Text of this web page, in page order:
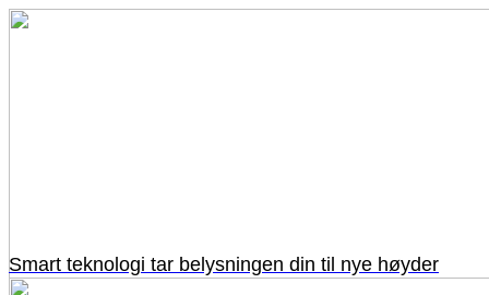
Smart teknologi tar belysningen din til nye høyder